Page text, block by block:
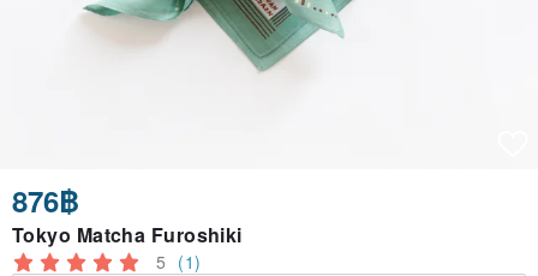
876฿
Tokyo Matcha Furoshiki
5 (1)